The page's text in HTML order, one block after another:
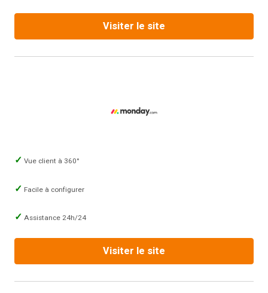
Visiter le site
Vue client à 360°
Facile à configurer
Assistance 24h/24
Visiter le site